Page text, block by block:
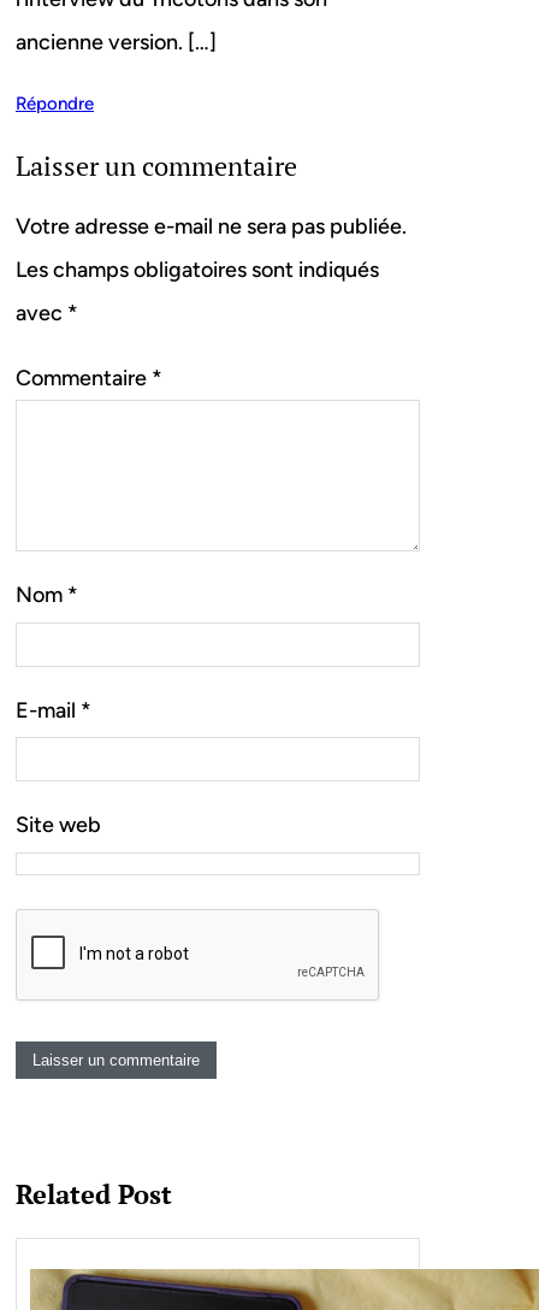
ancienne version. […]
Répondre
Laisser un commentaire
Votre adresse e-mail ne sera pas publiée.
Les champs obligatoires sont indiqués
avec *
Commentaire *
Nom *
E-mail *
Site web
Related Post